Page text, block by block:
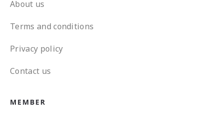
About us
Terms and conditions
Privacy policy
Contact us
MEMBER